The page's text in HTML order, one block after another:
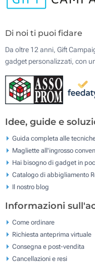
Di noi ti puoi fidare
Da oltre 12 anni, Gift
gadget personalizzati, con
Idee, guide e
Guida completa alle
Magliette all'ingrosso
Hai bisogno di gadget in
Catalogo di abbigliamento
Il nostro blog
Informazioni
Come ordinare
Richiesta anteprima virtuale
Consegna e post-vendita
Cancellazioni e resi